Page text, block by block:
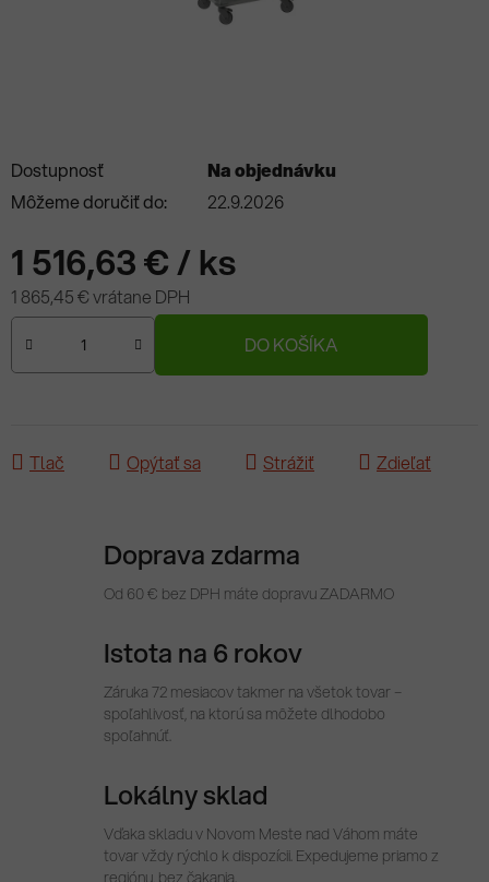
Dostupnosť
Na objednávku
Môžeme doručiť do:
22.9.2026
1 516,63 €/ ks
1 865,45 € vrátane DPH
DO KOŠÍKA
Tlač Opýtať sa Strážiť Zdieľať
Doprava zdarma
Od 60 € bez DPH máte dopravu ZADARMO
Istota na 6 rokov
Záruka 72 mesiacov takmer na všetok tovar –
spoľahlivosť, na ktorú sa môžete dlhodobo
spoľahnúť.
Lokálny sklad
Vďaka skladu v Novom Meste nad Váhom máte
tovar vždy rýchlo k dispozícii. Expedujeme priamo z
regiónu, bez čakania.